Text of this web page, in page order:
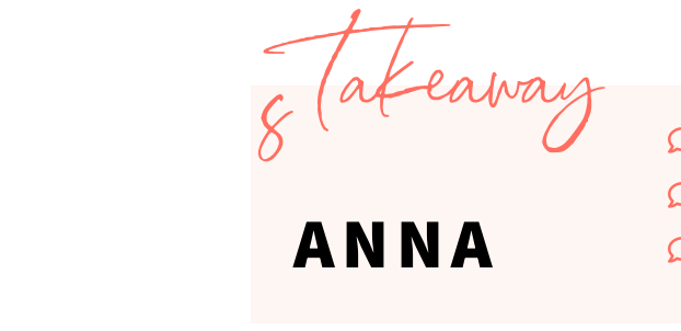
Takeaway
s
ANNA